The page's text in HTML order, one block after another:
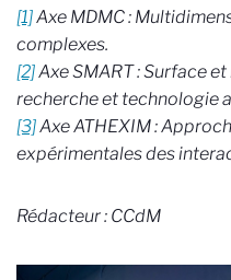
[1]Axe MDMC :
complexes.
[2]Axe SMART : Surface
recherche et technologie
[3]Axe ATHEXIM :
expérimentales des
Rédacteur : CCdM